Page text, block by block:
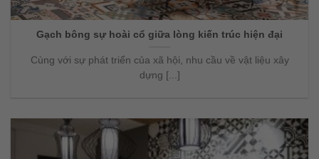
Gạch bông sự hoài cổ giữa lòng kiến trúc hiện đại
Cùng với sự phát triển của xã hội, nhu cầu về vật liệu xây
dựng [...]